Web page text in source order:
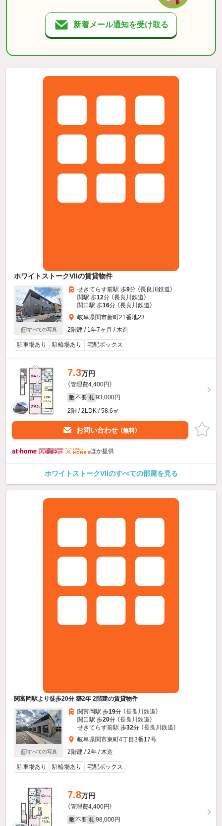
新着メール通知を受け取る
ホワイトストークVIIの賃貸物件
すべての写真
せきてらす前駅 歩9分 （長良川鉄道）
関駅 歩12分 （長良川鉄道）
関口駅 歩16分 （長良川鉄道）
岐阜県関市新町21番地23
2階建 / 1年7ヶ月 / 木造
駐車場あり 駐輪場あり 宅配ボックス
7.3万円
（管理費4,400円）
敷 不要 礼 93,000円
2階 / 2LDK / 58.6㎡
お問い合わせ （無料）
ほか提供
ホワイトストークVIIのすべての部屋を見る
関富岡駅より徒歩20分 築2年 2階建の賃貸物件
すべての写真
関富岡駅 歩19分 （長良川鉄道）
関口駅 歩20分 （長良川鉄道）
せきてらす前駅 歩32分 （長良川鉄道）
岐阜県関市東町4丁目3番17号
2階建 / 2年 / 木造
駐車場あり 駐輪場あり 宅配ボックス
7.8万円
（管理費4,400円）
敷 不要 礼 98,000円